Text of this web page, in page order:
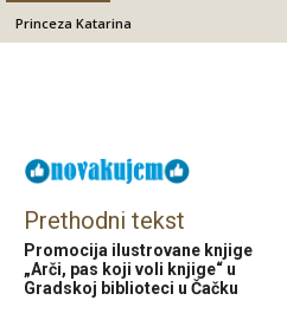
Princeza Katarina
Prethodni tekst
Promocija ilustrovane knjige
„Arči, pas koji voli knjige“ u
Gradskoj biblioteci u Čačku